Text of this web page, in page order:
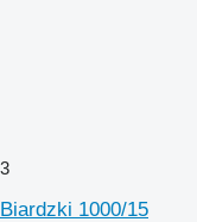
3
Biardzki 1000/15